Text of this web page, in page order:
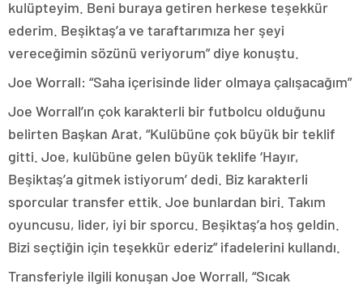
kulüpteyim. Beni buraya getiren herkese teşekkür
ederim. Beşiktaş’a ve taraftarımıza her şeyi
vereceğimin sözünü veriyorum” diye konuştu.
Joe Worrall: “Saha içerisinde lider olmaya çalışacağım”
Joe Worrall’ın çok karakterli bir futbolcu olduğunu
belirten Başkan Arat, “Kulübüne çok büyük bir teklif
gitti. Joe, kulübüne gelen büyük teklife ‘Hayır,
Beşiktaş’a gitmek istiyorum’ dedi. Biz karakterli
sporcular transfer ettik. Joe bunlardan biri. Takım
oyuncusu, lider, iyi bir sporcu. Beşiktaş’a hoş geldin.
Bizi seçtiğin için teşekkür ederiz” ifadelerini kullandı.
Transferiyle ilgili konuşan Joe Worrall, “Sıcak